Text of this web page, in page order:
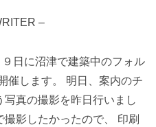
–
日に沼津で建築中のフォル
します。 明日、案内のチ
真の撮影を昨日行いまし
影したかったので、 印刷